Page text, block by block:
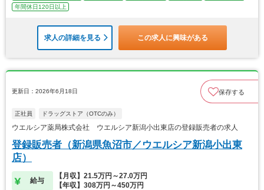
年間休日120日以上
求人の詳細を見る この求人に興味がある
更新日：2026年6月18日 保存する
正社員 ドラッグストア（OTCのみ）
ウエルシア薬局株式会社 ウエルシア新潟小出東店の登録販売者の求人
登録販売者（新潟県魚沼市／ウエルシア新潟小出東
店）
給与
【月収】21.5万円～27.0万円
【年収】308万円～450万円